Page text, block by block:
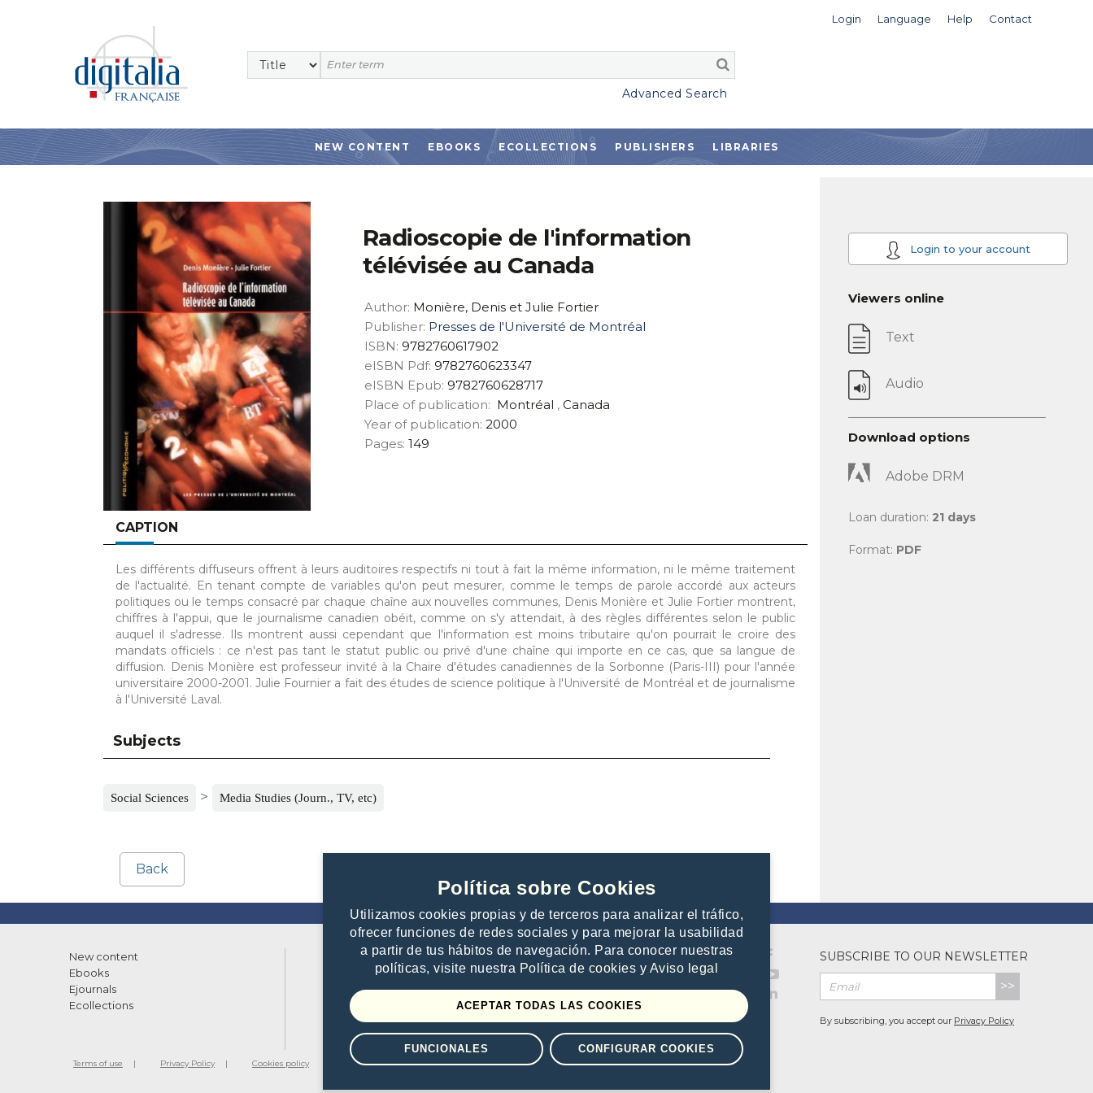
Política sobre Cookies
Utilizamos cookies propias y de terceros para analizar el tráfico,
ofrecer funciones de redes sociales y para mejorar la usabilidad
a partir de tus hábitos de navegación. Para conocer nuestras
políticas, visite nuestra Política de cookies y Aviso legal
ACEPTAR TODAS LAS COOKIES
FUNCIONALES CONFIGURAR COOKIES
Login Language Help Contact
Advanced Search
NEW CONTENT EBOOKS ECOLLECTIONS PUBLISHERS LIBRARIES
Radioscopie de l'information
télévisée au Canada
Author: Monière, Denis et Julie Fortier
Publisher: Presses de l'Université de Montréal
ISBN: 9782760617902
eISBN Pdf: 9782760623347
eISBN Epub: 9782760628717
Place of publication: Montréal , Canada
Year of publication: 2000
Pages: 149
CAPTION
Les différents diffuseurs offrent à leurs auditoires respectifs ni tout à fait la même information, ni le même traitement
de l'actualité. En tenant compte de variables qu'on peut mesurer, comme le temps de parole accordé aux acteurs
politiques ou le temps consacré par chaque chaîne aux nouvelles communes, Denis Monière et Julie Fortier montrent,
chiffres à l'appui, que le journalisme canadien obéit, comme on s'y attendait, à des règles différentes selon le public
auquel il s'adresse. Ils montrent aussi cependant que l'information est moins tributaire qu'on pourrait le croire des
mandats officiels : ce n'est pas tant le statut public ou privé d'une chaîne qui importe en ce cas, que sa langue de
diffusion. Denis Monière est professeur invité à la Chaire d'études canadiennes de la Sorbonne (Paris-III) pour l'année
universitaire 2000-2001. Julie Fournier a fait des études de science politique à l'Université de Montréal et de journalisme
à l'Université Laval.
Subjects
Social Sciences > Media Studies (Journ., TV, etc)
Back
Login to your account
Viewers online
Text
Audio
Download options
Adobe DRM
Loan duration: 21 days
Format: PDF
New content
Ebooks
Ejournals
Ecollections
List of publishers
What we offer to publishers
Libraries
Contacto
Help
SUBSCRIBE TO OUR NEWSLETTER
>>
By subscribing, you accept our Privacy Policy
Terms of use Privacy Policy Cookies policy ©2010 - 2026 Digitalia - All rights reserved